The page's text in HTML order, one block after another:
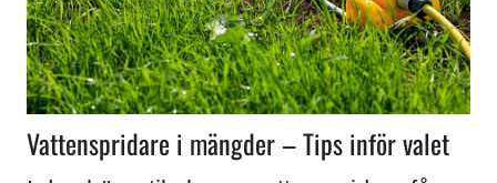
Vattenspridare i mängder – Tips inför valet